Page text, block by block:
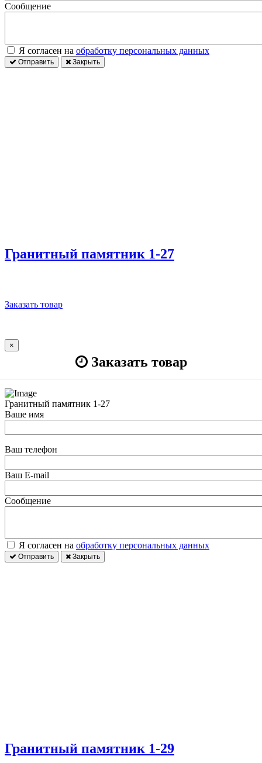
Сообщение
Я согласен на обработку персональных данных
Отправить Закрыть
Гранитный памятник 1-27
Заказать товар
×
Заказать товар
Гранитный памятник 1-27
Ваше имя
Ваш телефон
Ваш E-mail
Сообщение
Я согласен на обработку персональных данных
Отправить Закрыть
Гранитный памятник 1-29